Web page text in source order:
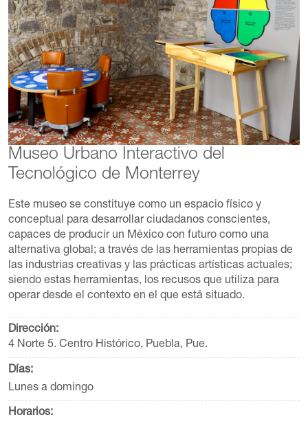
Museo Urbano Interactivo del
Tecnológico de Monterrey
Este museo se constituye como un espacio físico y
conceptual para desarrollar ciudadanos conscientes,
capaces de producir un México con futuro como una
alternativa global; a través de las herramientas propias de
las industrias creativas y las prácticas artísticas actuales;
siendo estas herramientas, los recusos que utiliza para
operar desde el contexto en el que está situado.
Dirección:
4 Norte 5. Centro Histórico, Puebla, Pue.
Días:
Lunes a domingo
Horarios: